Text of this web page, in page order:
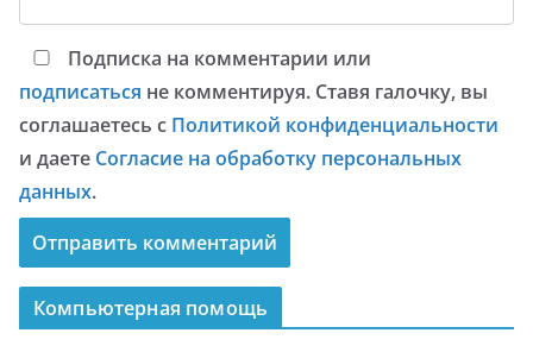
Подписка на комментарии или
подписаться не комментируя. Ставя галочку, вы
соглашаетесь с Политикой конфиденциальности
и даете Согласие на обработку персональных
данных.
Компьютерная помощь